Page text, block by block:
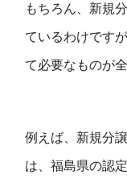
もちろん、新規
ているわけです
て必要なものが
例えば、新規分
は、福島県の認